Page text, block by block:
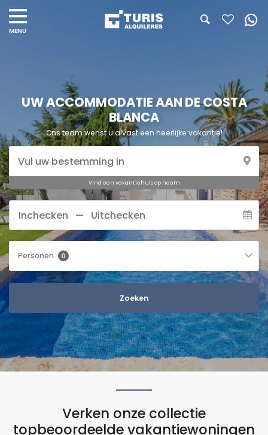
UW ACCOMMODATIE AAN DE COSTA
BLANCA
Ons team wenst u alvast een heerlijke vakantie!
Vind een vakantiehuis op naam
Personen 0
G
o
d
o
w
n
Verken onze collectie
topbeoordeelde vakantiewoningen